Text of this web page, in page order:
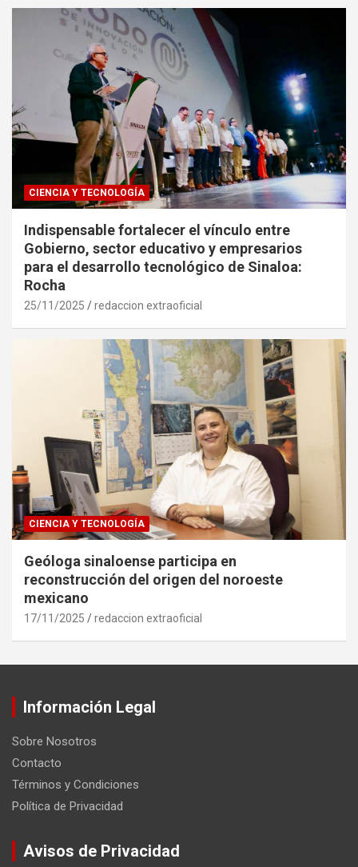
CIENCIA Y TECNOLOGÍA
Indispensable fortalecer el vínculo entre
Gobierno, sector educativo y empresarios
para el desarrollo tecnológico de Sinaloa:
Rocha
25/11/2025 redaccion extraoficial
CIENCIA Y TECNOLOGÍA
Geóloga sinaloense participa en
reconstrucción del origen del noroeste
mexicano
17/11/2025 redaccion extraoficial
Información Legal
Sobre Nosotros
Contacto
Términos y Condiciones
Política de Privacidad
Avisos de Privacidad